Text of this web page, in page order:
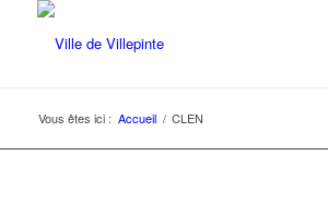
Vous êtes ici : Accueil / CLEN